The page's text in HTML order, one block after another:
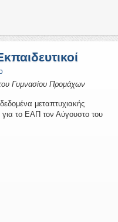
Γυμνασίου Προμάχων
μεταπτυχιακής
το ΕΑΠ τον Αύγουστο του